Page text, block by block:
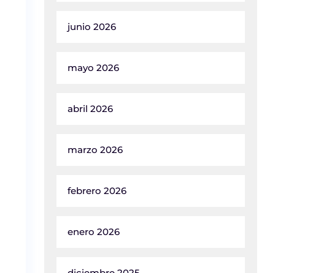
junio 2026
mayo 2026
abril 2026
marzo 2026
febrero 2026
enero 2026